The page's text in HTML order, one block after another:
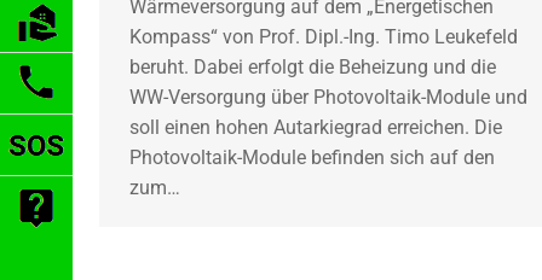
Wärmeversorgung auf dem „Energetischen
Kompass“ von Prof. Dipl.-Ing. Timo Leukefeld
beruht. Dabei erfolgt die Beheizung und die
WW-Versorgung über Photovoltaik-Module und
soll einen hohen Autarkiegrad erreichen. Die
Photovoltaik-Module befinden sich auf den
zum…